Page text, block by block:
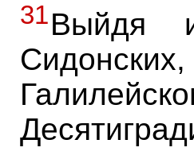
31Выйдя